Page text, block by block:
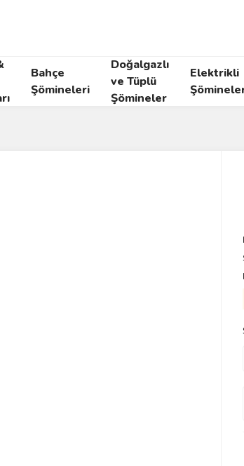
Bahçe
Şömineleri
Doğalgazlı
ve Tüplü
Şömineler
Elektrikli